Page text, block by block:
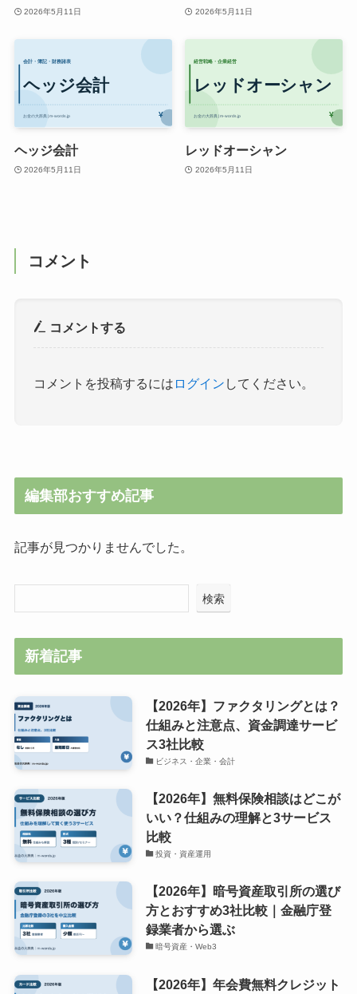
2026年5月11日 2026年5月11日
ヘッジ会計
2026年5月11日
レッドオーシャン
2026年5月11日
コメント
コメントする
コメントを投稿するには ログイン してください。
編集部おすすめ記事
記事が見つかりませんでした。
検索
新着記事
【2026年】ファクタリングとは？
仕組みと注意点、資金調達サービ
ス3社比較
ビジネス・企業・会計
【2026年】無料保険相談はどこが
いい？仕組みの理解と3サービス
比較
投資・資産運用
【2026年】暗号資産取引所の選び
方とおすすめ3社比較｜金融庁登
録業者から選ぶ
暗号資産・Web3
【2026年】年会費無料クレジット